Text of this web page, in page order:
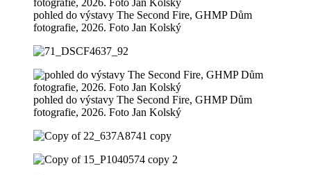
pohled do výstavy The Second Fire, GHMP Dům
fotografie, 2026. Foto Jan Kolský
pohled do výstavy The Second Fire, GHMP Dům
fotografie, 2026. Foto Jan Kolský